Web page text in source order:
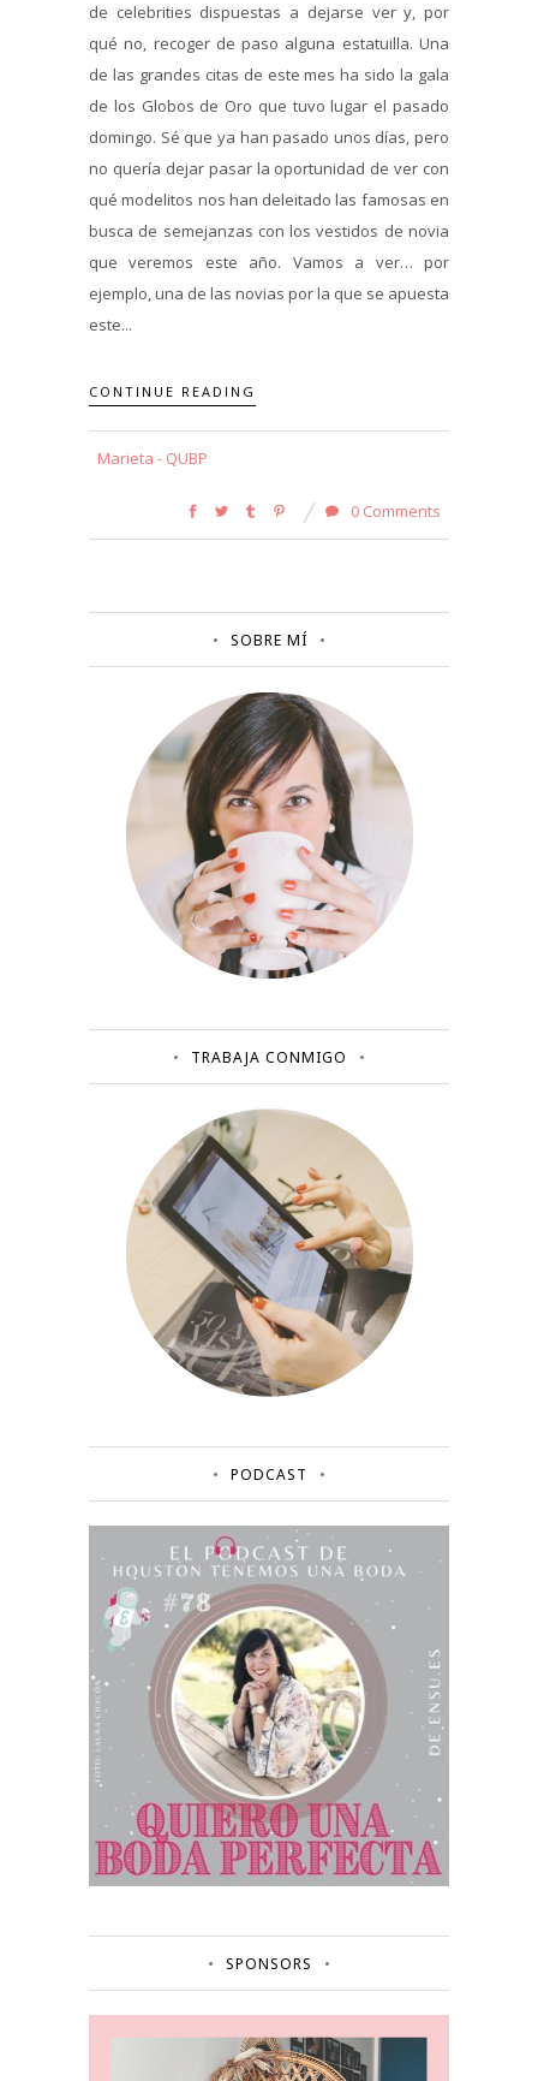
de celebrities dispuestas a dejarse ver y, por
qué no, recoger de paso alguna estatuilla. Una
de las grandes citas de este mes ha sido la gala
de los Globos de Oro que tuvo lugar el pasado
domingo. Sé que ya han pasado unos días, pero
no quería dejar pasar la oportunidad de ver con
qué modelitos nos han deleitado las famosas en
busca de semejanzas con los vestidos de novia
que veremos este año. Vamos a ver… por
ejemplo, una de las novias por la que se apuesta
este...
CONTINUE READING
Marieta - QUBP
0 Comments
SOBRE MÍ
TRABAJA CONMIGO
PODCAST
SPONSORS